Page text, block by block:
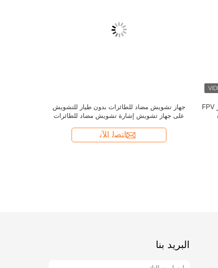
البريد بنا